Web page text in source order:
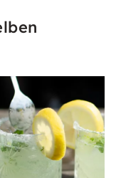
vergessen